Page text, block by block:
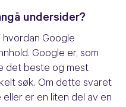
undersider?
Google
Google er, som
det beste og mest
søk. Om dette svaret
er en liten del av en